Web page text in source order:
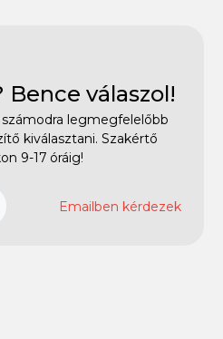
Bence válaszol!
legmegfelelőbb
kiválasztani. Szakértő
9-17 óráig!
Emailben kérdezek